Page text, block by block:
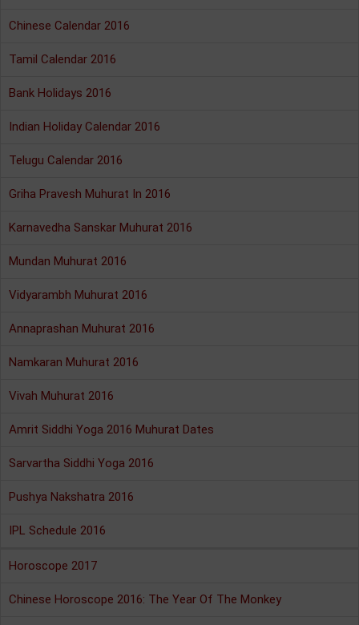
Chinese Calendar 2016
Tamil Calendar 2016
Bank Holidays 2016
Indian Holiday Calendar 2016
Telugu Calendar 2016
Griha Pravesh Muhurat In 2016
Karnavedha Sanskar Muhurat 2016
Mundan Muhurat 2016
Vidyarambh Muhurat 2016
Annaprashan Muhurat 2016
Namkaran Muhurat 2016
Vivah Muhurat 2016
Amrit Siddhi Yoga 2016 Muhurat Dates
Sarvartha Siddhi Yoga 2016
Pushya Nakshatra 2016
IPL Schedule 2016
Horoscope 2017
Chinese Horoscope 2016: The Year Of The Monkey